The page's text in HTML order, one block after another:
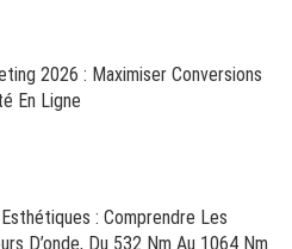
2026 : Maximiser Conversions
En Ligne
: Comprendre Les
D’onde, Du 532 Nm Au 1064 Nm